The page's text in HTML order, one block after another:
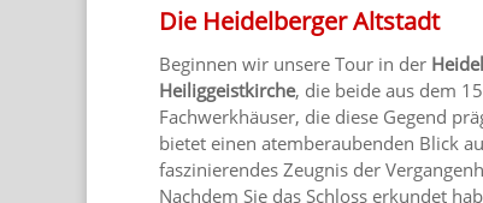
Die Heidelberger Altstadt
Beginnen wir unsere Tour in der
Heiliggeistkirche, die beide aus dem
Fachwerkhäuser, die diese Gegend
bietet einen atemberaubenden Blick
faszinierendes Zeugnis der
Nachdem Sie das Schloss erkundet